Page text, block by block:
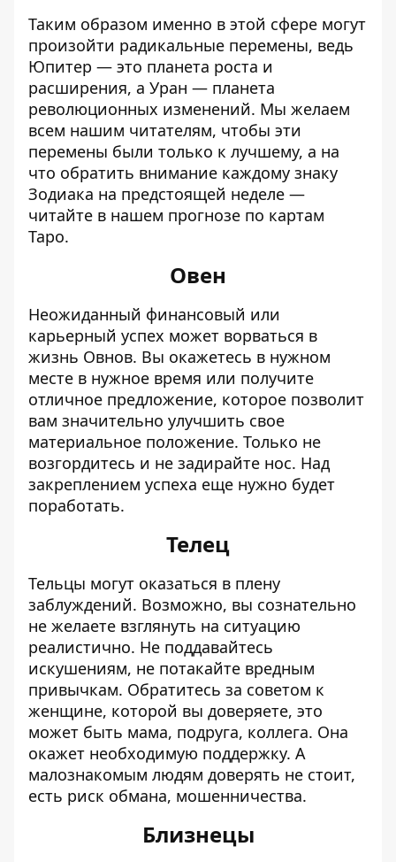
Таким образом именно в этой сфере могут
произойти радикальные перемены, ведь
Юпитер — это планета роста и
расширения, а Уран — планета
революционных изменений. Мы желаем
всем нашим читателям, чтобы эти
перемены были только к лучшему, а на
что обратить внимание каждому знаку
Зодиака на предстоящей неделе —
читайте в нашем прогнозе по картам
Таро.
Овен
Неожиданный финансовый или
карьерный успех может ворваться в
жизнь Овнов. Вы окажетесь в нужном
месте в нужное время или получите
отличное предложение, которое позволит
вам значительно улучшить свое
материальное положение. Только не
возгордитесь и не задирайте нос. Над
закреплением успеха еще нужно будет
поработать.
Телец
Тельцы могут оказаться в плену
заблуждений. Возможно, вы сознательно
не желаете взглянуть на ситуацию
реалистично. Не поддавайтесь
искушениям, не потакайте вредным
привычкам. Обратитесь за советом к
женщине, которой вы доверяете, это
может быть мама, подруга, коллега. Она
окажет необходимую поддержку. А
малознакомым людям доверять не стоит,
есть риск обмана, мошенничества.
Близнецы